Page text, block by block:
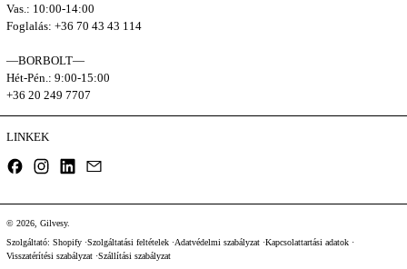
Vas.: 10:00-14:00
Foglalás: +36 70 43 43 114
—BORBOLT—
Hét-Pén.: 9:00-15:00
+36 20 249 7707
LINKEK
FacebookInstagramLinkedIn
© 2026, Gilvesy.
Szolgáltató: Shopify Szolgáltatási feltételek Adatvédelmi szabályzat Kapcsolattartási adatok
Visszatérítési szabályzat Szállítási szabályzat